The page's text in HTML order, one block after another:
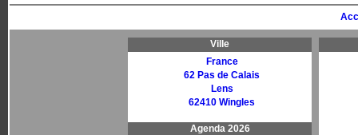
Ville
France
62 Pas de Calais
Lens
62410 Wingles
Agenda 2026